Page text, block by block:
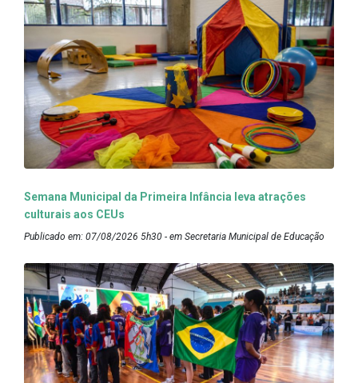
Semana Municipal da Primeira Infância leva atrações
culturais aos CEUs
Publicado em: 07/08/2026 5h30 - em Secretaria Municipal de Educação